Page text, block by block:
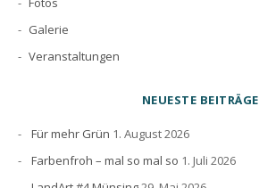
Galerie
Veranstaltungen
NEUESTE BEITRÄGE
Für mehr Grün 1. August 2026
Farbenfroh – mal so mal so 1. Juli 2026